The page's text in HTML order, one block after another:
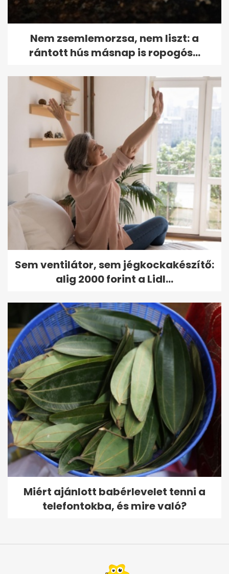
Nem zsemlemorzsa, nem liszt: a
rántott hús másnap is ropogós...
Sem ventilátor, sem jégkockakészítő:
alig 2000 forint a Lidl...
Miért ajánlott babérlevelet tenni a
telefontokba, és mire való?